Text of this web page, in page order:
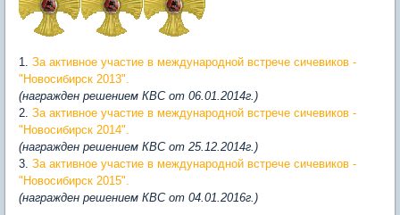
1. За активное участие в международной встрече сичевиков -
"Новосибирск 2013".
(награжден решением КВС от 06.01.2014г.)
2. За активное участие в международной встрече сичевиков -
"Новосибирск 2014".
(награжден решением КВС от 25.12.2014г.)
3. За активное участие в международной встрече сичевиков -
"Новосибирск 2015".
(награжден решением КВС от 04.01.2016г.)